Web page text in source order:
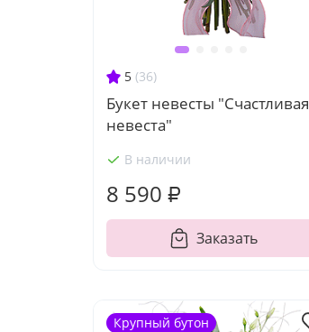
5 (36)
Букет невесты "Счастливая
невеста"
В наличии
8 590 ₽
Заказать
Крупный бутон